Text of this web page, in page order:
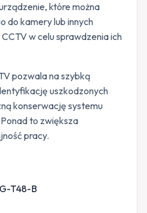
które można
do kamery lub innych
w celu sprawdzenia ich
pozwala na szybką
uszkodzonych
konserwację systemu
to zwiększa
pracy.